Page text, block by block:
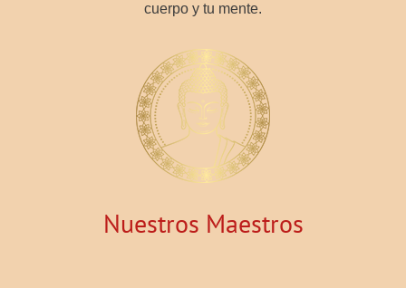
cuerpo y tu mente.
Nuestros Maestros